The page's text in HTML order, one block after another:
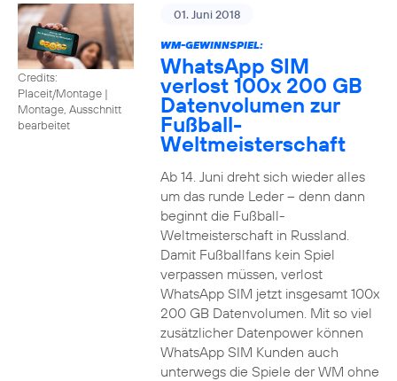
Credits:
Placeit/Montage |
Montage, Ausschnitt
bearbeitet
01. Juni 2018
WM-GEWINNSPIEL:
WhatsApp SIM
verlost 100x 200 GB
Datenvolumen zur
Fußball-
Weltmeisterschaft
Ab 14. Juni dreht sich wieder alles
um das runde Leder – denn dann
beginnt die Fußball-
Weltmeisterschaft in Russland.
Damit Fußballfans kein Spiel
verpassen müssen, verlost
WhatsApp SIM jetzt insgesamt 100x
200 GB Datenvolumen. Mit so viel
zusätzlicher Datenpower können
WhatsApp SIM Kunden auch
unterwegs die Spiele der WM ohne